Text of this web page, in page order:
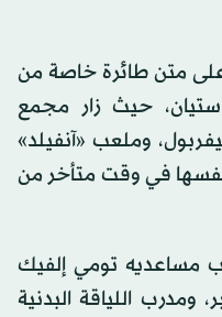
متن طائرة خاصة من
حيث زار مجمع
وملعب «آنفيلد»
في وقت متأخر من
مساعديه تومي إلفيك
اللياقة البدنية